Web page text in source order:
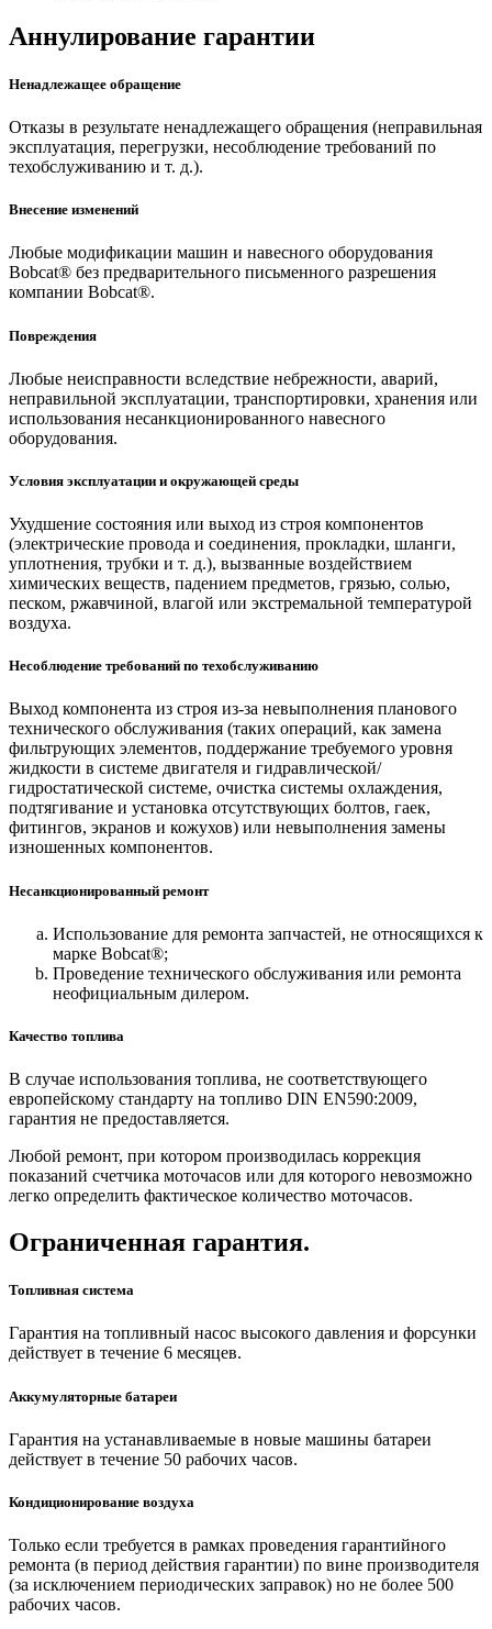
Аннулирование гарантии
Ненадлежащее обращение
Отказы в результате ненадлежащего обращения (неправильная
эксплуатация, перегрузки, несоблюдение требований по
техобслуживанию и т. д.).
Внесение изменений
Любые модификации машин и навесного оборудования
Bobcat® без предварительного письменного разрешения
компании Bobcat®.
Повреждения
Любые неисправности вследствие небрежности, аварий,
неправильной эксплуатации, транспортировки, хранения или
использования несанкционированного навесного
оборудования.
Условия эксплуатации и окружающей среды
Ухудшение состояния или выход из строя компонентов
(электрические провода и соединения, прокладки, шланги,
уплотнения, трубки и т. д.), вызванные воздействием
химических веществ, падением предметов, грязью, солью,
песком, ржавчиной, влагой или экстремальной температурой
воздуха.
Несоблюдение требований по техобслуживанию
Выход компонента из строя из-за невыполнения планового
технического обслуживания (таких операций, как замена
фильтрующих элементов, поддержание требуемого уровня
жидкости в системе двигателя и гидравлической/
гидростатической системе, очистка системы охлаждения,
подтягивание и установка отсутствующих болтов, гаек,
фитингов, экранов и кожухов) или невыполнения замены
изношенных компонентов.
Несанкционированный ремонт
Использование для ремонта запчастей, не относящихся к
марке Bobcat®;
Проведение технического обслуживания или ремонта
неофициальным дилером.
Качество топлива
В случае использования топлива, не соответствующего
европейскому стандарту на топливо DIN EN590:2009,
гарантия не предоставляется.
Любой ремонт, при котором производилась коррекция
показаний счетчика моточасов или для которого невозможно
легко определить фактическое количество моточасов.
Ограниченная гарантия.
Топливная система
Гарантия на топливный насос высокого давления и форсунки
действует в течение 6 месяцев.
Аккумуляторные батареи
Гарантия на устанавливаемые в новые машины батареи
действует в течение 50 рабочих часов.
Кондиционирование воздуха
Только если требуется в рамках проведения гарантийного
ремонта (в период действия гарантии) по вине производителя
(за исключением периодических заправок) но не более 500
рабочих часов.